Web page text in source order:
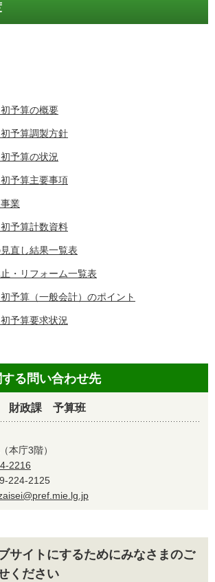
予算の概要
予算調製方針
予算の状況
予算主要事項
業
予算計数資料
直し結果一覧表
・リフォーム一覧表
予算（一般会計）のポイント
予算要求状況
る問い合わせ先
財政課 予算班
本庁3階）
2216
224-2125
サイトにするためにみなさまのご
ください